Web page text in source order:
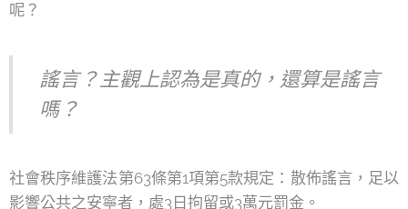
呢？
謠言？主觀上認為是真的，還算是謠言
嗎？
社會秩序維護法第63條第1項第5款規定：散佈謠言，足以
影響公共之安寧者，處3日拘留或3萬元罰金。